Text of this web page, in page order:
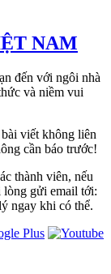
NAM
đến với ngôi nhà
và niềm vui
viết không liên
cần báo trước!
thành viên, nếu
lòng gửi email tới:
ngay khi có thể.